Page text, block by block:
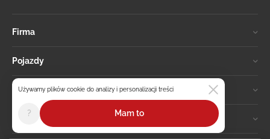
Firma
Pojazdy
Aukcje
Konto
Używamy plików cookie do analizy i personalizacji treści
? Mam to